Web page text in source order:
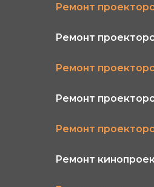
Ремонт
Ремонт
Ремонт
Ремонт
Ремонт
Ремонт